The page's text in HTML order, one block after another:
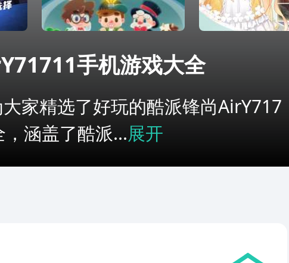
手机游戏大全
家精选了好玩的酷派锋尚AirY717
涵盖了酷派...展开